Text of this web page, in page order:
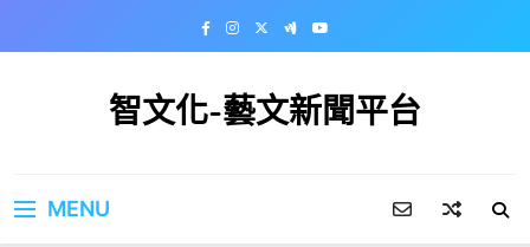
智文化-藝文新聞平台
MENU